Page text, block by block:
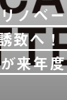
ノベ
致へ
来年